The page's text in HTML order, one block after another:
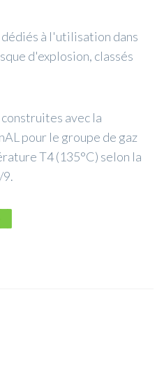
dédiés à l'utilisation dans
d'explosion, classés
avec la
pour le groupe de gaz
T4 (135°C) selon la